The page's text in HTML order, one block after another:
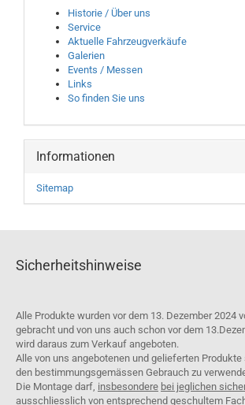
Historie / Über uns
Service
Aktuelle Fahrzeugverkäufe
Galerien
Events / Messen
Links
So finden Sie uns
Informationen
Sitemap
Sicherheitshinweise
Alle Produkte wurden vor dem 13. Dezember 2024
gebracht und von uns auch schon vor dem
wird daraus zum Verkauf angeboten.
Alle von uns angebotenen und gelieferten
den bestimmungsgemässen Gebrauch zu
Die Montage darf, insbesondere bei jeglichen
ausschliesslich von entsprechend geschultem